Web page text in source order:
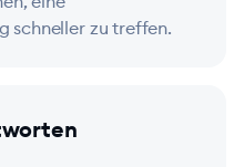
schneller zu treffen.